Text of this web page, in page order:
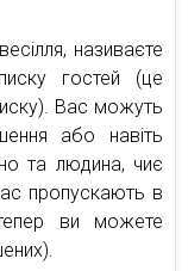
називаєте
гостей (це
Вас можуть
або навіть
та людина, чиє
пропускають в
ви можете